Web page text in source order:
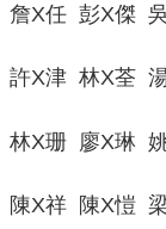
詹X任 彭X傑
許X津 林X荃
林X珊 廖X琳
陳X祥 陳X愷